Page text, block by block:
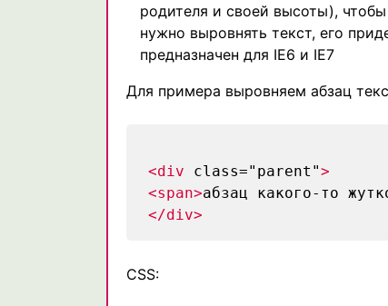
родителя и своей высоты),
нужно выровнять текст, его
предназначен для IE6 и IE7
Для примера выровняем абзац
<div class="parent">
<span>абзац какого-то
</div>
CSS: